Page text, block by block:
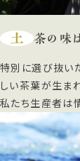
土 茶の味
特別に選び抜い
しい茶葉が生ま
私たち生産者は